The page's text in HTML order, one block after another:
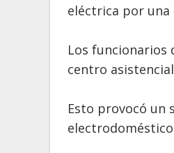
eléctrica por una
Los funcionarios
centro
Esto provocó un